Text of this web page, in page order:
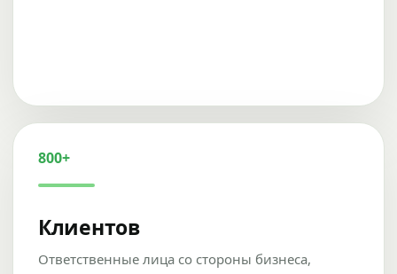
800+
Клиентов
Ответственные лица со стороны бизнеса,